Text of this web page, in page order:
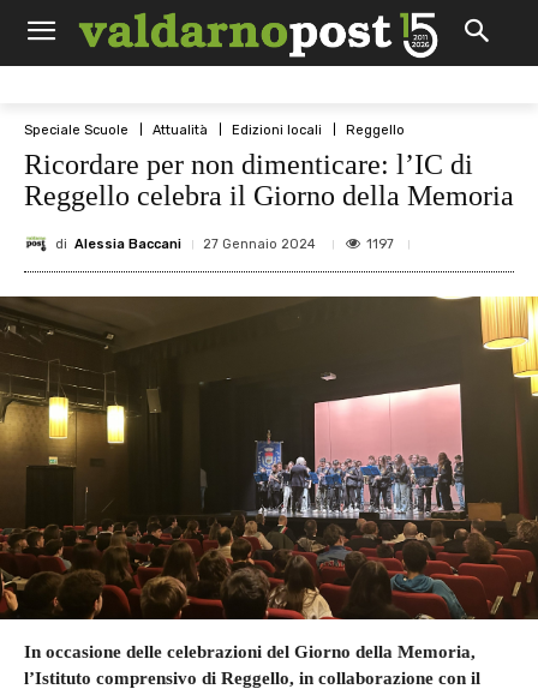
Speciale Scuole Attualità Edizioni locali Reggello
Ricordare per non dimenticare: l’IC di
Reggello celebra il Giorno della Memoria
di Alessia Baccani 27 Gennaio 2024 1197
In occasione delle celebrazioni del Giorno della Memoria,
l’Istituto comprensivo di Reggello, in collaborazione con il